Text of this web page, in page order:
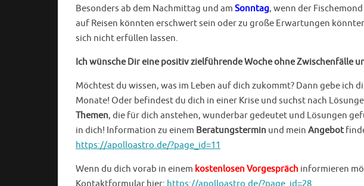
Besonders ab dem Nachmittag und am Sonntag, wenn der
auf Reisen könnten erschwert sein oder zu große Erwartungen
sich nicht erfüllen lassen.
Ich wünsche Dir eine positiv zielführende Woche ohne Zwischenfälle
Möchtest du wissen, was im Leben auf dich zukommt? Dann gebe ich
Monate! Oder befindest du dich in einer Krise und suchst nach
Themen, die für dich anstehen, wunderbar gedeutet und Lösungen
in dich! Information zu einem Beratungstermin und mein Angebot
https://apolloastro.de/?page_id=11
Wenn du dich vorab in einem kostenlosen Vorgespräch informieren